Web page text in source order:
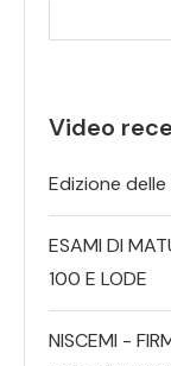
Video
Edizione
ESAMI DI
100 E LODE
NISCEMI -